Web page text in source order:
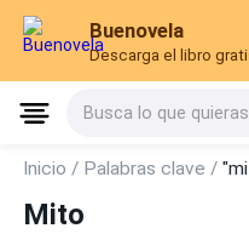
Buenovela
Descarga el libro
Busca lo que quieras
Inicio / Palabras clave /
Mito